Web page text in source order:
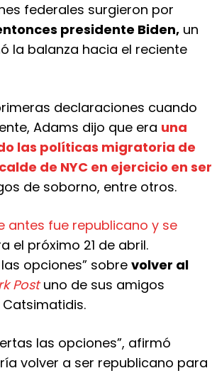
federales surgieron por
presidente Biden, un
la balanza hacia el reciente
declaraciones cuando
Adams dijo que era una
las políticas migratoria de
de NYC en ejercicio en ser
de soborno, entre otros.
antes fue republicano y se
el próximo 21 de abril.
opciones” sobre volver al
Postuno de sus amigos
las opciones”, afirmó
volver a ser republicano para